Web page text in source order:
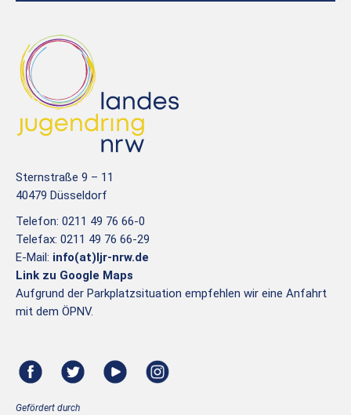
Sternstraße 9 – 11
40479 Düsseldorf
Telefon: 0211 49 76 66-0
Telefax: 0211 49 76 66-29
E-Mail: info(at)ljr-nrw.de
Link zu Google Maps
Aufgrund der Parkplatzsituation empfehlen wir eine Anfahrt
mit dem ÖPNV.
Gefördert durch